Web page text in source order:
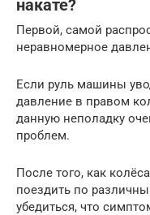
накате?
Первой, самой
неравномерное
Если руль машины
давление в правом
данную неполадку
проблем.
После того, как
поездить по
убедиться, что